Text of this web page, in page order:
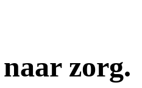
naar zorg.